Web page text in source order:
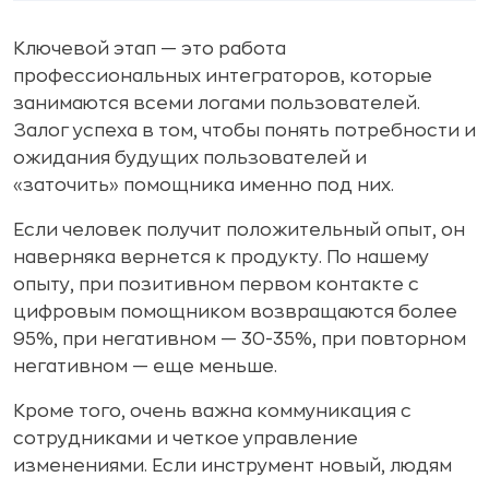
Ключевой этап — это работа
профессиональных интеграторов, которые
занимаются всеми логами пользователей.
Залог успеха в том, чтобы понять потребности и
ожидания будущих пользователей и
«заточить» помощника именно под них.
Если человек получит положительный опыт, он
наверняка вернется к продукту. По нашему
опыту, при позитивном первом контакте с
цифровым помощником возвращаются более
95%, при негативном — 30-35%, при повторном
негативном — еще меньше.
Кроме того, очень важна коммуникация с
сотрудниками и четкое управление
изменениями. Если инструмент новый, людям